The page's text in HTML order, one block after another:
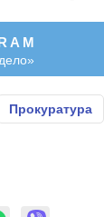
Прокуратура